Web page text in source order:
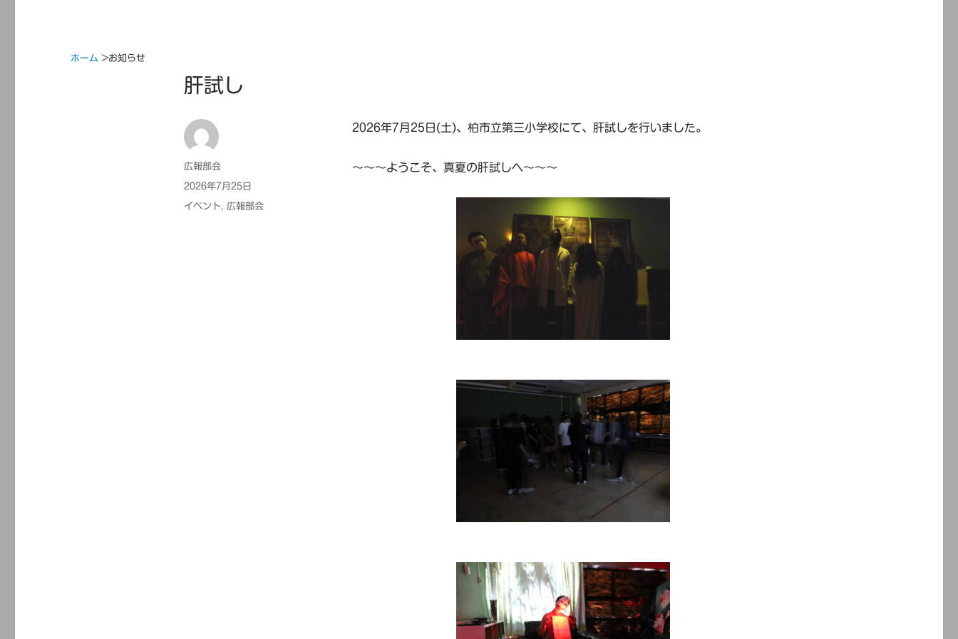
ホーム >お知らせ
肝試し
2026年7月25日(土)、柏市立第三小学校にて、肝試しを行いました。
～～～ようこそ、真夏の肝試しへ～～～
投
稿
広報部会
投
稿
2026年7月25日
カ
イベント, 広報部会